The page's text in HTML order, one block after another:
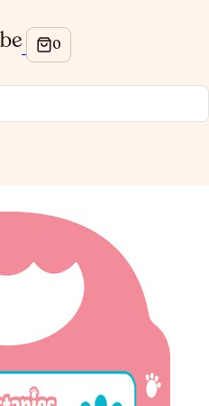
acties?
en ontvang
om contact op te nemen, in
privacybeleid.